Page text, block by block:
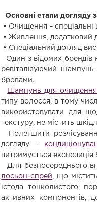
Основні етапи догляду
• Очищення –
• Живлення, додатковий
• Спеціальний догляд
Один з відомих брендів
ревіталізуючий
бровами.
Шампунь для
типу волосся, в тому
використовувати для
текстуру, не містить
Полегшити
догляду –
витримується
Для безпосереднього
лосьон-спрей,
що
істода тонколистого,
активних компонентів,